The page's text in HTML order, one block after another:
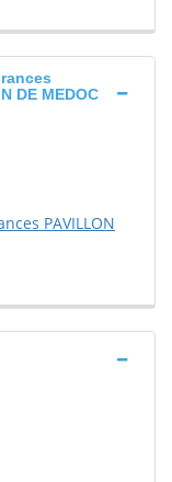
DE MEDOC
PAVILLON